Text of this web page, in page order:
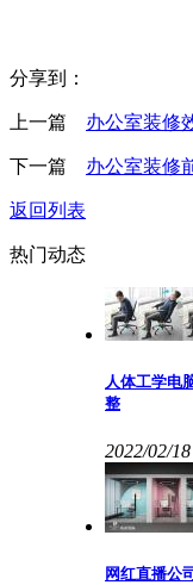
分享到：
上一篇 办公室装修
下一篇 办公室装修
返回列表
热门动态
人体工学电
整
2022/02/18
网红直播公